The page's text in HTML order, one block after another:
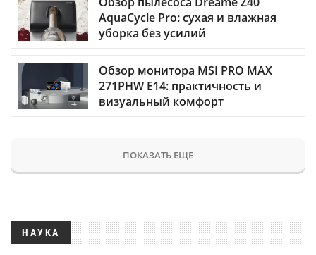
AquaCycle Pro: сухая и влажная
уборка без усилий
Обзор монитора MSI PRO MAX
271PHW E14: практичность и
визуальный комфорт
ПОКАЗАТЬ ЕЩЕ
НАУКА